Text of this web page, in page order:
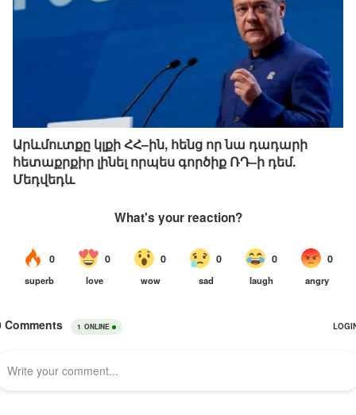
Արևմուտքը կլքի ՀՀ–ին, հենց որ նա դադարի
հետաքրքիր լինել որպես գործիք ՌԴ–ի դեմ.
Մեդվեդև